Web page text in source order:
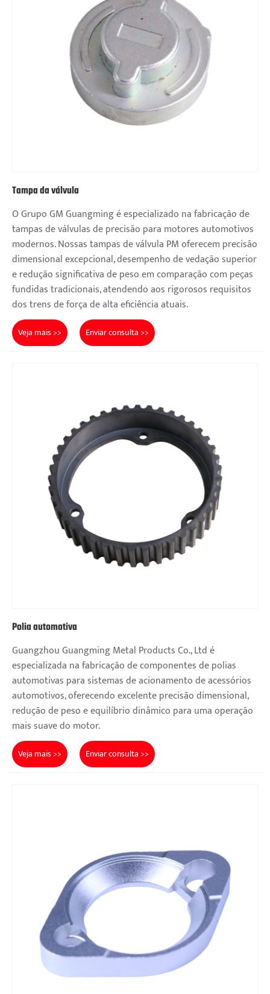
Tampa da válvula
O Grupo GM Guangming é especializado na fabricação de
tampas de válvulas de precisão para motores automotivos
modernos. Nossas tampas de válvula PM oferecem precisão
dimensional excepcional, desempenho de vedação superior
e redução significativa de peso em comparação com peças
fundidas tradicionais, atendendo aos rigorosos requisitos
dos trens de força de alta eficiência atuais.
Veja mais >> Enviar consulta >>
Polia automotiva
Guangzhou Guangming Metal Products Co., Ltd é
especializada na fabricação de componentes de polias
automotivas para sistemas de acionamento de acessórios
automotivos, oferecendo excelente precisão dimensional,
redução de peso e equilíbrio dinâmico para uma operação
mais suave do motor.
Veja mais >> Enviar consulta >>